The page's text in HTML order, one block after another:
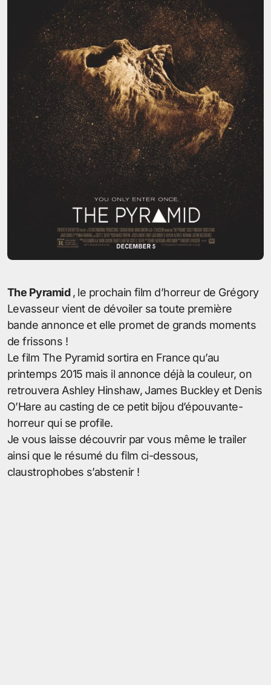
The Pyramid, le prochain film d’horreur de Grégory
Levasseur vient de dévoiler sa toute première
bande annonce et elle promet de grands moments
de frissons !
Le film The Pyramid sortira en France qu’au
printemps 2015 mais il annonce déjà la couleur, on
retrouvera Ashley Hinshaw, James Buckley et Denis
O’Hare au casting de ce petit bijou d’épouvante-
horreur qui se profile.
Je vous laisse découvrir par vous même le trailer
ainsi que le résumé du film ci-dessous,
claustrophobes s’abstenir !